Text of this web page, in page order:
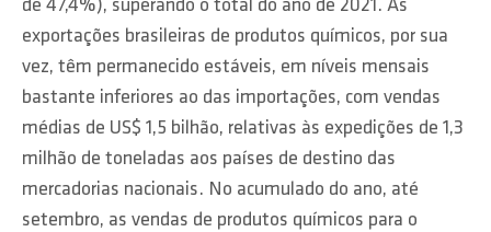
de 47,4%), superando o total do ano de 2021. As
exportações brasileiras de produtos químicos, por sua
vez, têm permanecido estáveis, em níveis mensais
bastante inferiores ao das importações, com vendas
médias de US$ 1,5 bilhão, relativas às expedições de 1,3
milhão de toneladas aos países de destino das
mercadorias nacionais. No acumulado do ano, até
setembro, as vendas de produtos químicos para o